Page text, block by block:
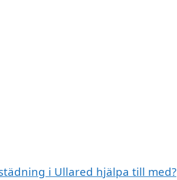
i Ullared hjälpa till med?